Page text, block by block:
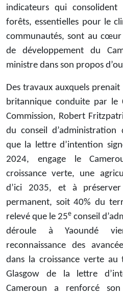
indicateurs qui
forêts, essentielles pour le
communautés, sont au
de développement du
ministre dans son propos
Des travaux auxquels
britannique conduite par
Commission, Robert
du conseil d’administration
que la lettre d’intention
2024, engage le
croissance verte, une
d’ici 2035, et à
permanent, soit 40% du
relevé que le 25e conseil
déroule à Yaoundé
reconnaissance des
dans la croissance verte
Glasgow de la lettre
Cameroun a renforcé